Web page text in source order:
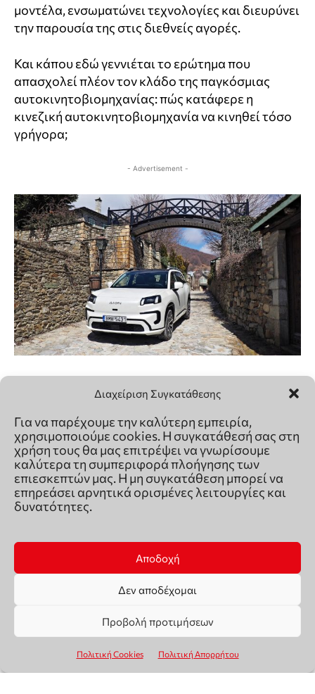
Διαχείριση Συγκατάθεσης
Για να παρέχουμε την καλύτερη εμπειρία,
χρησιμοποιούμε cookies. Η συγκατάθεσή σας στη
χρήση τους θα μας επιτρέψει να γνωρίσουμε
καλύτερα τη συμπεριφορά πλοήγησης των
επιεσκεπτών μας. Η μη συγκατάθεση μπορεί να
επηρεάσει αρνητικά ορισμένες λειτουργίες και
δυνατότητες.
Αποδοχή
Δεν αποδέχομαι
Προβολή προτιμήσεων
Πολιτική Cookies Πολιτική Απορρήτου